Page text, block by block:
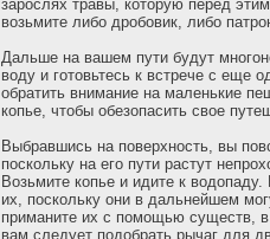
зарослях травы, которую перед
возьмите либо дробовик, либо
Дальше на вашем пути будут
воду и готовьтесь к встрече с еще
обратить внимание на маленькие
копье, чтобы обезопасить свое
Выбравшись на поверхность, вы
поскольку на его пути растут
Возьмите копье и идите к
их, поскольку они в дальнейшем
приманите их с помощью существ,
вам следует подобрать рычаг для